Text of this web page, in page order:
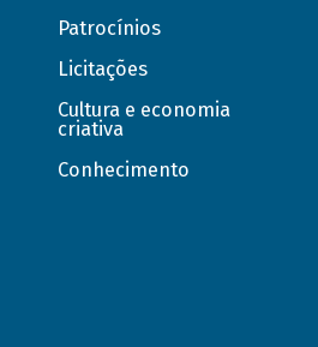
Patrocínios
Licitações
Cultura e economia
criativa
Conhecimento